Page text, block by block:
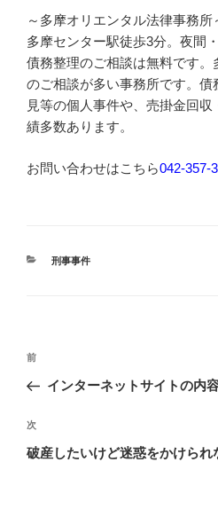
～多摩オリエンタル法律事務所
多摩センター駅徒歩3分。夜間
債務整理のご相談は無料です。
のご相談が多い事務所です。債
見等の個人事件や、売掛金回
績多数あります。
お問い合わせはこちら042-357-
カ
刑事事件
投
ナ
ビ
ゲ
過
去
投
稿
前
インターネットサイトの内
次
の
次
破産したいけど迷惑をかけられ